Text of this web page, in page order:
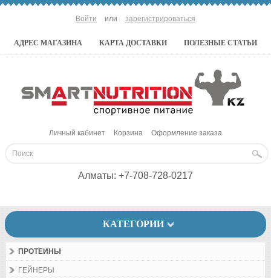
Войти или зарегистрироваться
АДРЕС МАГАЗИНА КАРТА ДОСТАВКИ ПОЛЕЗНЫЕ СТАТЬИ
Личный кабинет Корзина Оформление заказа
Алматы: +7-708-728-0217
КАТЕГОРИИ
ПРОТЕИНЫ
ГЕЙНЕРЫ